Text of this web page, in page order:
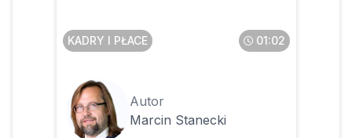
KADRY I PŁACE 01:02
Autor
Marcin Stanecki